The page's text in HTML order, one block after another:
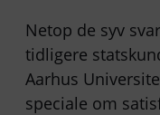
Netop de syv
tidligere
Aarhus
speciale om